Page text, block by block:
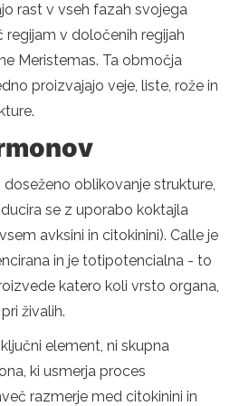
rast v vseh fazah svojega
regijam v določenih regijah
Meristemas. Ta območja
proizvajajo veje, liste, rože in
oblikovanje strukture,
se z uporabo koktajla
avksini in citokinini). Calle je
in je totipotencialna - to
katero koli vrsto organa,
živalih.
element, ni skupna
ki usmerja proces
razmerje med citokinini in